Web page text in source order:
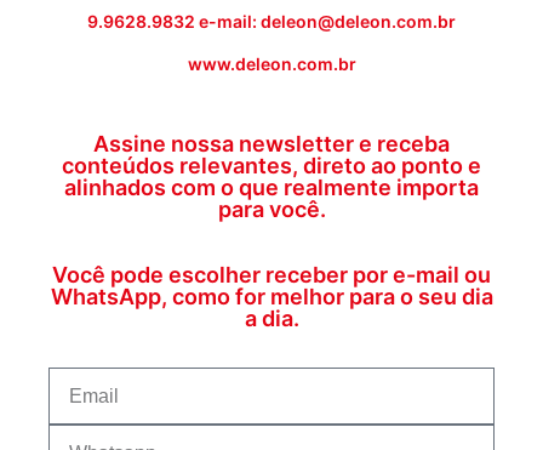
9.9628.9832 e-mail: deleon@deleon.com.br
www.deleon.com.br
Assine nossa newsletter e receba
conteúdos relevantes, direto ao ponto e
alinhados com o que realmente importa
para você.
Você pode escolher receber por e-mail ou
WhatsApp, como for melhor para o seu dia
a dia.